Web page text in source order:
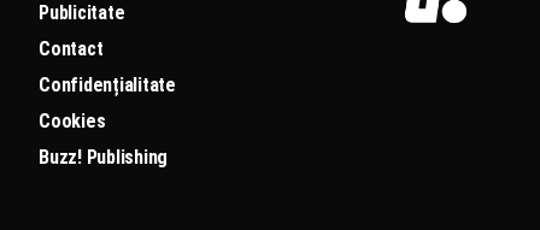
Publicitate
Contact
Confidențialitate
Cookies
Buzz! Publishing